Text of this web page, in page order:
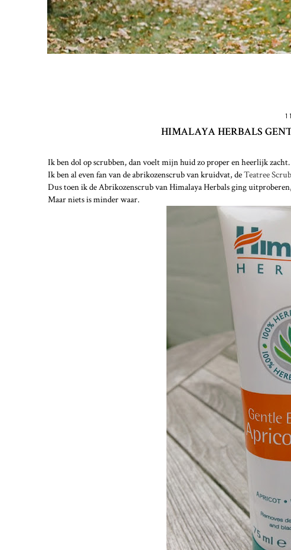
HIMALAYA HERBALS
Ik ben dol op scrubben, dan voelt mijn huid zo proper en heerlijk zacht.
Ik ben al even fan van de abrikozenscrub van kruidvat, deTeatree
Dus toen ik de Abrikozenscrub van Himalaya Herbals ging
Maar niets is minder waar.